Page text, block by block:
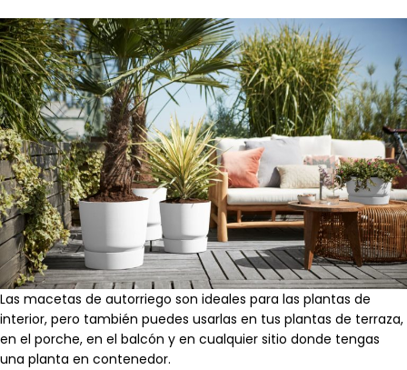
Las macetas de autorriego son ideales para las plantas de
interior, pero también puedes usarlas en tus plantas de terraza,
en el porche, en el balcón y en cualquier sitio donde tengas
una planta en contenedor.